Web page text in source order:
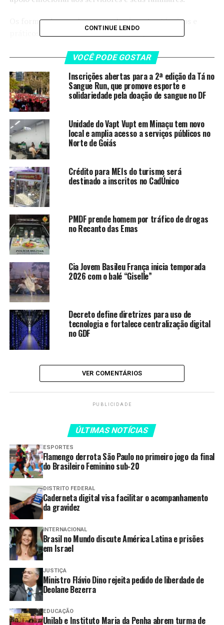
Os formandos receberam conhecimentos técnicos e
práticos sobre os fundamentos da capelania,
servidor.
Com duração de aproximadamente dois meses, o curso
foi criado por meio de um termo de cooperação firmado
entre a PPGO e o Ministério Pão Diário.
LEIA TAMBÉM
tem novo local e amplia acesso a
serviços públicos no Norte de
temporada 2026 com o balé
“Giselle”
para apresentações artísticas e
culturais
Goiás inicia subsídio de R$ 0,60
por litro para o diesel
“É mais uma formação que nos qualifica como homens e
profissionais. Após essa parceria e muito empenho,
estamos aptos a cuidar de vidas com dedicação, nos
colocando no lugar do próximo”, afirmou o capelão e
O diretor-geral da PPGO, Josimar Pires, elogiou o
compromisso dos formandos durante a capacitação.
“Nós temos pessoas chamadas para um propósito. São
homens e mulheres, instrumentos de Deus, para nos
ajudar. É um momento importante para a Polícia Penal e
para o servidor penitenciário”, destacou.
“Formamos profissionais que possuem o dom de cuidar
de pessoas, de pensar no próximo. Isso é um ponto de
suma importância, tanto na vida pessoal quanto na
profissional”, complementou o diretor-geral adjunto da
PPGO, Firmino José Alves.
TAGS: CAPELÃES
LANÇA
PARA PENAL PIONEIRA POLÍCIA
CONTINUE LENDO
VOCÊ PODE GOSTAR
Inscrições abertas para a 2ª edição da Tá no
Sangue Run, que promove esporte e
solidariedade pela doação de sangue no DF
Unidade do Vapt Vupt em Minaçu tem novo
local e amplia acesso a serviços públicos no
Norte de Goiás
Crédito para MEIs do turismo será
destinado a inscritos no CadÚnico
PMDF prende homem por tráfico de drogas
no Recanto das Emas
Cia Jovem Basileu França inicia temporada
2026 com o balé “Giselle”
Decreto define diretrizes para uso de
tecnologia e fortalece centralização digital
no GDF
VER COMENTÁRIOS
PUBLICIDADE
ÚLTIMAS NOTÍCIAS
ESPORTES
Flamengo derrota São Paulo no primeiro jogo da final
do Brasileiro Feminino sub-20
DISTRITO FEDERAL
Caderneta digital visa facilitar o acompanhamento
da gravidez
INTERNACIONAL
Brasil no Mundo discute América Latina e prisões
em Israel
JUSTIÇA
Ministro Flávio Dino rejeita pedido de liberdade de
Deolane Bezerra
EDUCAÇÃO
Unilab e Instituto Maria da Penha abrem turma de